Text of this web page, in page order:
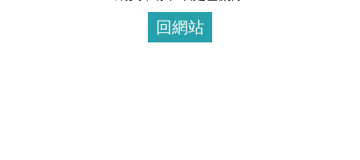
回網站